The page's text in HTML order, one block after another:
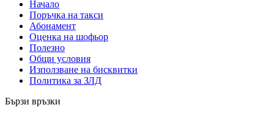
Начало
Поръчка на такси
Абонамент
Оценка на шофьор
Полезно
Общи условия
Използване на бисквитки
Политика за ЗЛД
Бързи връзки